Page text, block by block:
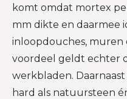
komt omdat mortex
mm dikte en daarmee
inloopdouches, muren
voordeel geldt echter
werkbladen.
hard als natuursteen